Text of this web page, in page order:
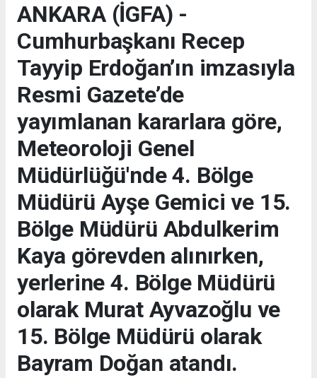
ANKARA (İGFA) -
Cumhurbaşkanı Recep
Tayyip Erdoğan’ın imzasıyla
Resmi Gazete’de
yayımlanan kararlara göre,
Meteoroloji Genel
Müdürlüğü'nde 4. Bölge
Müdürü Ayşe Gemici ve 15.
Bölge Müdürü Abdulkerim
Kaya görevden alınırken,
yerlerine 4. Bölge Müdürü
olarak Murat Ayvazoğlu ve
15. Bölge Müdürü olarak
Bayram Doğan atandı.